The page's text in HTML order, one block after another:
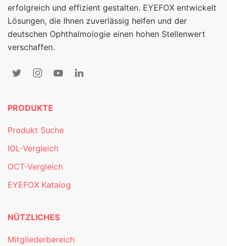
erfolgreich und effizient gestalten. EYEFOX entwickelt
Lösungen, die Ihnen zuverlässig helfen und der
deutschen Ophthalmologie einen hohen Stellenwert
verschaffen.
PRODUKTE
Produkt Suche
IOL-Vergleich
OCT-Vergleich
EYEFOX Katalog
NÜTZLICHES
Mitgliederbereich